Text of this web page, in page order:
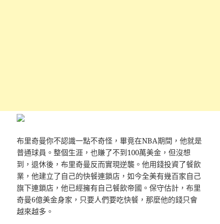
布里奇曼你不認識一點不奇怪，畢竟在NBA期間，他就是
普通球員。整個生涯，也賺了不到100萬美金，但沒想
到，退休後，布里奇曼反而實現逆襲。他用錢投資了餐飲
業，他建立了自己的快餐連鎖店，如今全美有幾百家自己
旗下連鎖店，他已經擁有自己餐飲帝國。保守估計，布里
奇曼6億美金身家，只要人們要吃快餐，那麼他的錢只會
越來越多。